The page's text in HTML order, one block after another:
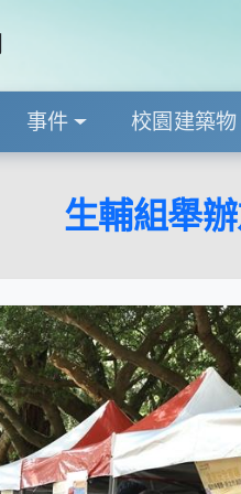
事件 校園建築物
生輔組舉